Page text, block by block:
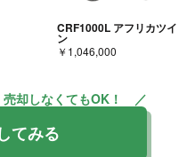
CRF1000L アフリカツイ
ン
￥1,046,000
却しなくてもOK！ ／
てみる